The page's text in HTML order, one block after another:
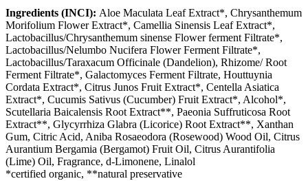
Ingredients (INCI): Aloe Maculata Leaf Extract*, Chrysanthemum
Morifolium Flower Extract*, Camellia Sinensis Leaf Extract*,
Lactobacillus/Chrysanthemum sinense Flower ferment Filtrate*,
Lactobacillus/Nelumbo Nucifera Flower Ferment Filtrate*,
Lactobacillus/Taraxacum Officinale (Dandelion), Rhizome/ Root
Ferment Filtrate*, Galactomyces Ferment Filtrate, Houttuynia
Cordata Extract*, Citrus Junos Fruit Extract*, Centella Asiatica
Extract*, Cucumis Sativus (Cucumber) Fruit Extract*, Alcohol*,
Scutellaria Baicalensis Root Extract**, Paeonia Suffruticosa Root
Extract**, Glycyrrhiza Glabra (Licorice) Root Extract**, Xanthan
Gum, Citric Acid, Aniba Rosaeodora (Rosewood) Wood Oil, Citrus
Aurantium Bergamia (Bergamot) Fruit Oil, Citrus Aurantifolia
(Lime) Oil, Fragrance, d-Limonene, Linalol
*certified organic, **natural preservative